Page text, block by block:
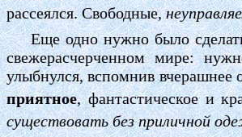
рассеялся. Свободные,
Еще одно нужно было
свежерасчерченном мире:
улыбнулся, вспомнив
приятное, фантастическое и
существовать без приличной